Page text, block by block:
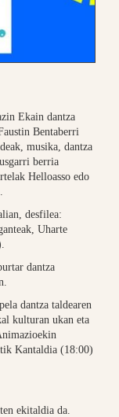
Ekain dantza
Bentaberri
musika, dantza
berria
Helloasso edo
desfilea:
Uharte
dantza
dantza taldearen
kulturan ukan eta
Kantaldia (18:00)
ekitaldia da.